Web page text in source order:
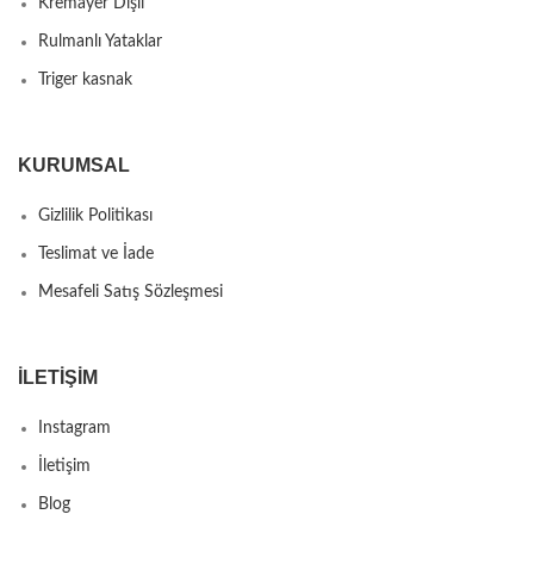
Kremayer Dişli
Rulmanlı Yataklar
Triger kasnak
KURUMSAL
Gizlilik Politikası
Teslimat ve İade
Mesafeli Satış Sözleşmesi
İLETIŞIM
Instagram
İletişim
Blog